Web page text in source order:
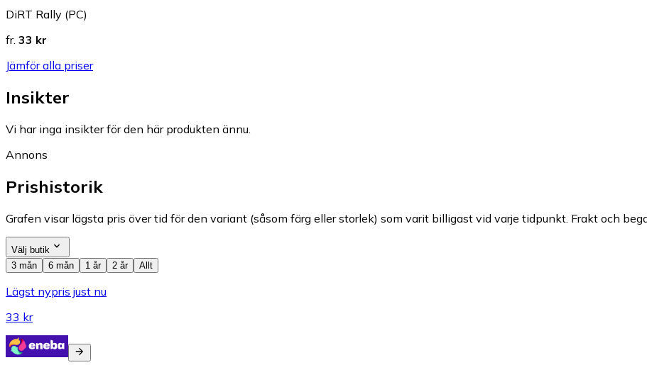
DiRT Rally (PC)
fr. 33 kr
Jämför alla priser
Insikter
Vi har inga insikter för den här produkten ännu.
Annons
Prishistorik
Grafen visar lägsta pris över tid för den variant (såsom färg eller storlek) som varit billigast vid varje tidpunkt. Frakt och
Välj butik
3 mån
6 mån 1 år 2 år Allt
Lägst nypris just nu
33 kr